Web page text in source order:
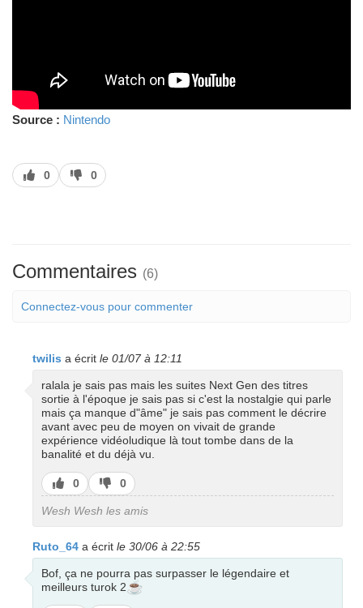
Source : Nintendo
J’aime
0
J’aime
pas
0
Commentaires (6)
Connectez-vous pour commenter
twilis a écrit le 01/07 à 12:11
ralala je sais pas mais les suites Next Gen des titres
sortie à l'époque je sais pas si c'est la nostalgie qui parle
mais ça manque d"âme" je sais pas comment le décrire
avant avec peu de moyen on vivait de grande
expérience vidéoludique là tout tombe dans de la
banalité et du déjà vu.
J’aime
0
J’aime
pas
0
Wesh Wesh les amis
Ruto_64 a écrit le 30/06 à 22:55
Bof, ça ne pourra pas surpasser le légendaire et
meilleurs turok 2☕